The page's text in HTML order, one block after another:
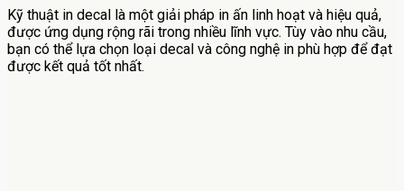
Kỹ thuật in decal là một giải pháp in ấn linh hoạt và hiệu quả,
được ứng dụng rộng rãi trong nhiều lĩnh vực. Tùy vào nhu cầu,
bạn có thể lựa chọn loại decal và công nghệ in phù hợp để đạt
được kết quả tốt nhất.